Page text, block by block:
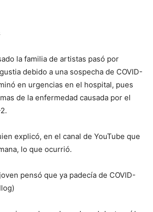
la familia de artistas pasó por
debido a una sospecha de COVID-
en urgencias en el hospital, pues
de la enfermedad causada por el
explicó, en el canal de YouTube que
lo que ocurrió.
pensó que ya padecía de COVID-